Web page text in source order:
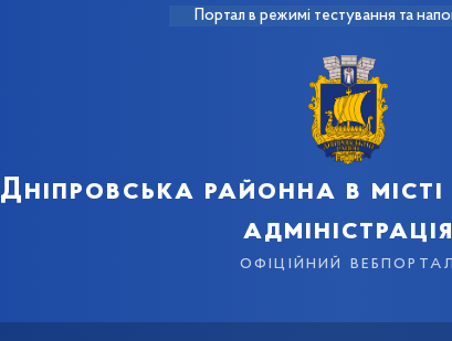
Портал в режимі тестування та
Дніпровська районна в
адміністрація
офіційний вебпортал